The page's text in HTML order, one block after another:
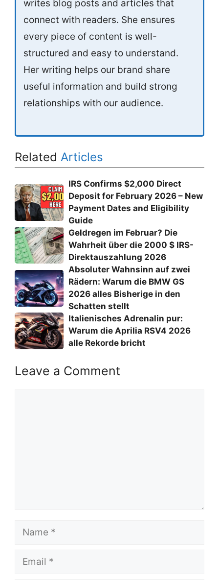
writes blog posts and articles that
connect with readers. She ensures
every piece of content is well-
structured and easy to understand.
Her writing helps our brand share
useful information and build strong
relationships with our audience.
Related Articles
IRS Confirms $2,000 Direct
Deposit for February 2026 – New
Payment Dates and Eligibility
Guide
Geldregen im Februar? Die
Wahrheit über die 2000 $ IRS-
Direktauszahlung 2026
Absoluter Wahnsinn auf zwei
Rädern: Warum die BMW GS
2026 alles Bisherige in den
Schatten stellt
Italienisches Adrenalin pur:
Warum die Aprilia RSV4 2026
alle Rekorde bricht
Leave a Comment
Name
Email